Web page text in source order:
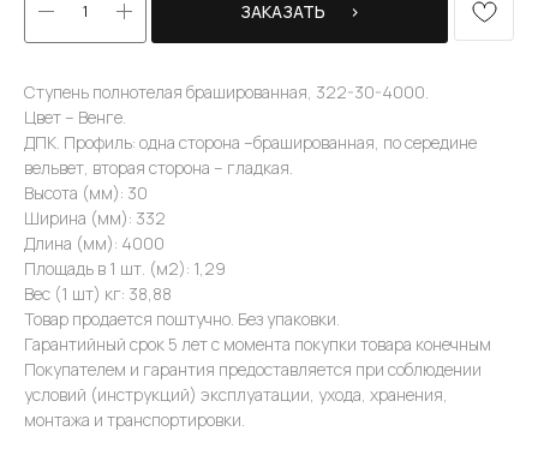
ЗАКАЗАТЬ⠀⠀›
Ступень полнотелая брашированная, 322-30-4000.
Цвет – Венге.
ДПК. Профиль: одна сторона –брашированная, по середине
вельвет, вторая сторона – гладкая.
Высота (мм): 30
Ширина (мм): 332
Длина (мм): 4000
Площадь в 1 шт. (м2): 1,29
Вес (1 шт) кг: 38,88
Товар продается поштучно. Без упаковки.
Гарантийный срок 5 лет с момента покупки товара конечным
Покупателем и гарантия предоставляется при соблюдении
условий (инструкций) эксплуатации, ухода, хранения,
монтажа и транспортировки.